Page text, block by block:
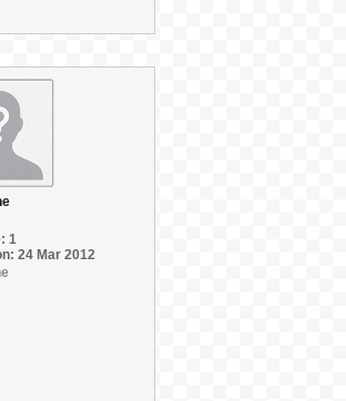
1
24 Mar 2012